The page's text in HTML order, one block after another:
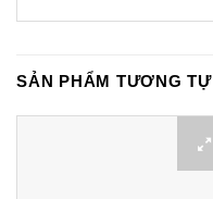
SẢN PHẨM TƯƠNG TỰ